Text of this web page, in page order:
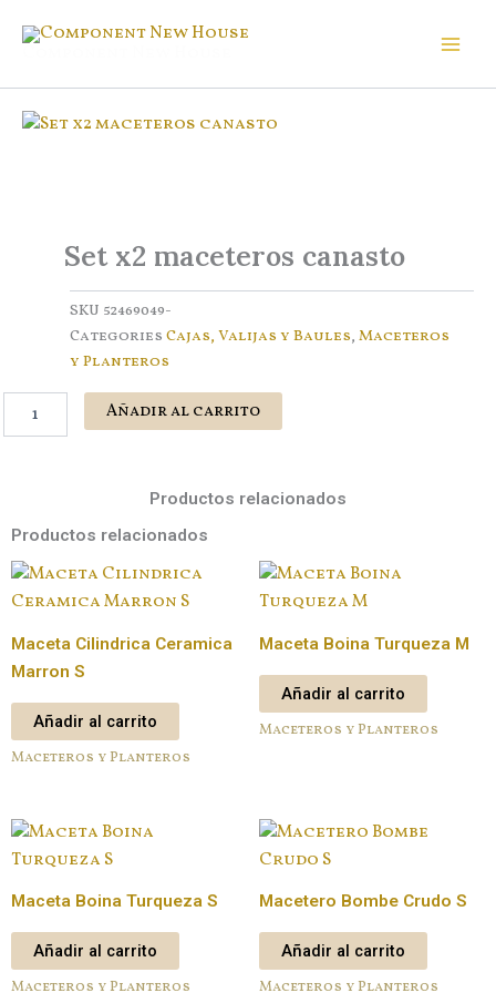
Set x2 maceteros canasto
SKU 52469049-
Categories Cajas, Valijas y Baules, Maceteros
y Planteros
Añadir al carrito
Productos relacionados
Productos relacionados
Maceta Cilindrica Ceramica
Marron S
Añadir al carrito
Maceteros y Planteros
Maceta Boina Turqueza M
Añadir al carrito
Maceteros y Planteros
Maceta Boina Turqueza S
Añadir al carrito
Maceteros y Planteros
Macetero Bombe Crudo S
Añadir al carrito
Maceteros y Planteros